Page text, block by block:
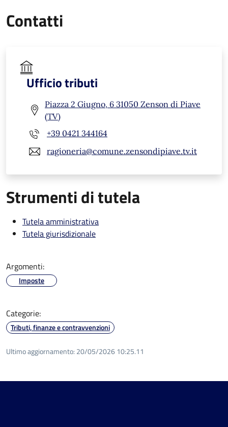
Contatti
Ufficio tributi
Piazza 2 Giugno, 6 31050 Zenson di Piave
(TV)
+39 0421 344164
ragioneria@comune.zensondipiave.tv.it
Strumenti di tutela
Tutela amministrativa
Tutela giurisdizionale
Argomenti:
Imposte
Categorie:
Tributi, finanze e contravvenzioni
Ultimo aggiornamento: 20/05/2026 10:25.11